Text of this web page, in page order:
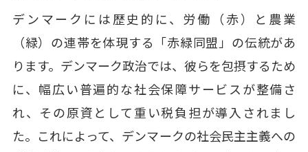
デンマークには歴史的に、労働（赤）と農業
（緑）の連帯を体現する「赤緑同盟」の伝統があ
ります。デンマーク政治では、彼らを包摂するため
に、幅広い普遍的な社会保障サービスが整備さ
れ、その原資として重い税負担が導入されまし
た。これによって、デンマークの社会民主主義への